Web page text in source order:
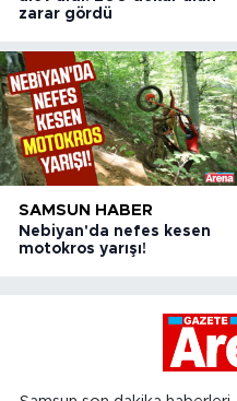
zarar gördü
SAMSUN HABER
Nebiyan'da nefes kesen
motokros yarışı!